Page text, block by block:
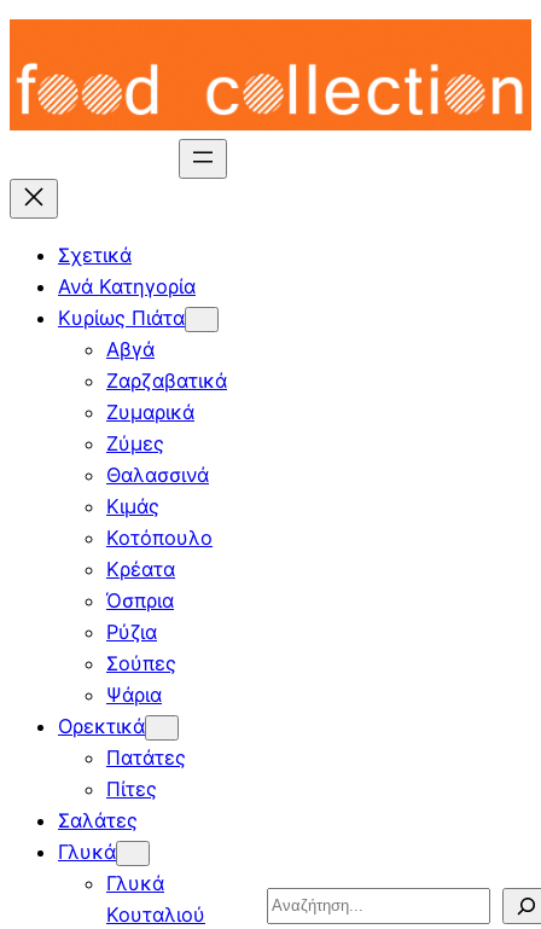
Skip
content
Σχετικά
Ανά Κατηγορία
Κυρίως Πιάτα
Αβγά
Ζαρζαβατικά
Ζυμαρικά
Ζύμες
Θαλασσινά
Κιμάς
Κοτόπουλο
Κρέατα
Όσπρια
Ρύζια
Σούπες
Ψάρια
Ορεκτικά
Πατάτες
Πίτες
Σαλάτες
Γλυκά
Γλυκά
Κουταλιού
Search